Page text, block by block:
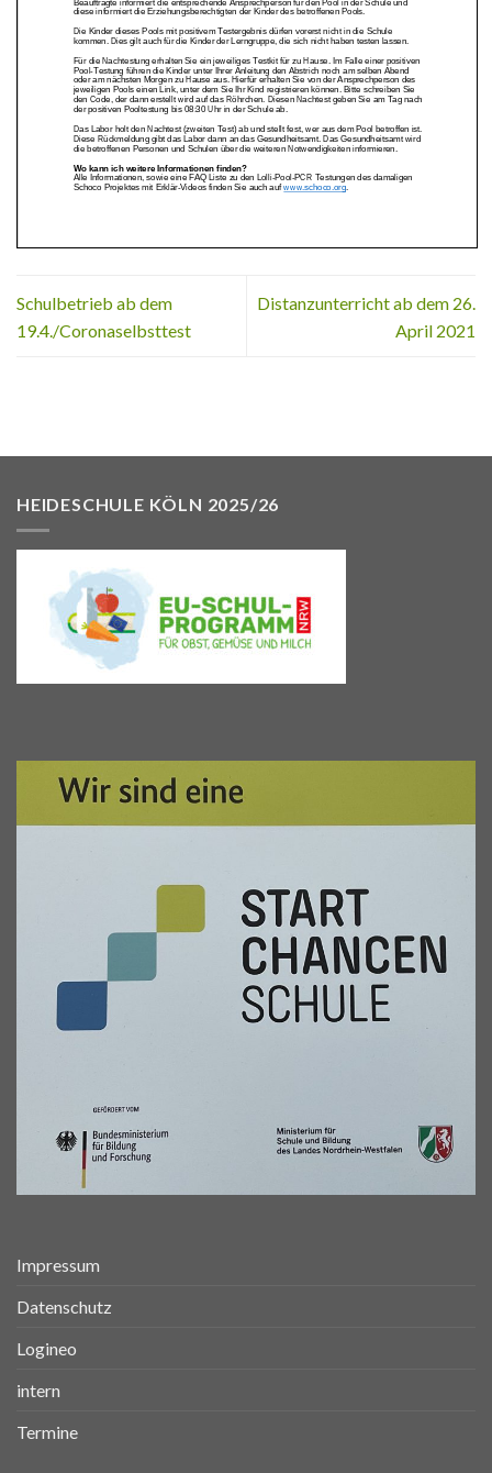
Schulbetrieb ab dem
19.4./Coronaselbsttest
Distanzunterricht ab dem 26.
April 2021
HEIDESCHULE KÖLN 2025/26
Impressum
Datenschutz
Logineo
intern
Termine